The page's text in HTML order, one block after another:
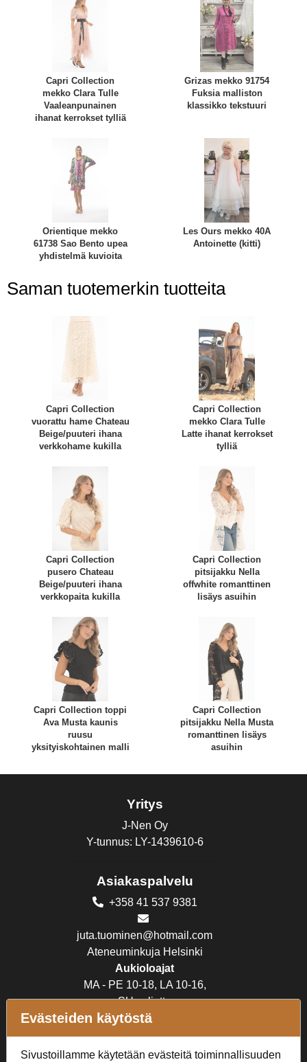
Capri Collection
mekko Clara Tulle
Vaaleanpunainen
ihanat kerrokset tylliä
Grizas mekko 91754
Fuksia malliston
klassikko tekstuuri
Orientique mekko
61738 Sao Bento upea
yhdistelmä kuvioita
Les Ours mekko 40A
Antoinette (kitti)
Saman tuotemerkin tuotteita
Capri Collection
vuorattu hame Chateau
Beige/puuteri ihana
verkkohame kukilla
Capri Collection
mekko Clara Tulle
Latte ihanat kerrokset
tylliä
Capri Collection
pusero Chateau
Beige/puuteri ihana
verkkopaita kukilla
Capri Collection
pitsijakku Nella
offwhite romanttinen
lisäys asuihin
Capri Collection toppi
Ava Musta kaunis
ruusu
yksityiskohtainen malli
Capri Collection
pitsijakku Nella Musta
romanttinen lisäys
asuihin
Yritys
J-Nen Oy
Y-tunnus: LY-1439610-6
Asiakaspalvelu
+358 41 537 9381
juta.tuominen@hotmail.com
Ateneuminkuja Helsinki
Aukioloajat
MA - PE 10-18, LA 10-16,
SU suljettu
Verkkokauppa
Evästeiden käytöstä
Sivustoillamme käytetään evästeitä toiminnallisuuden